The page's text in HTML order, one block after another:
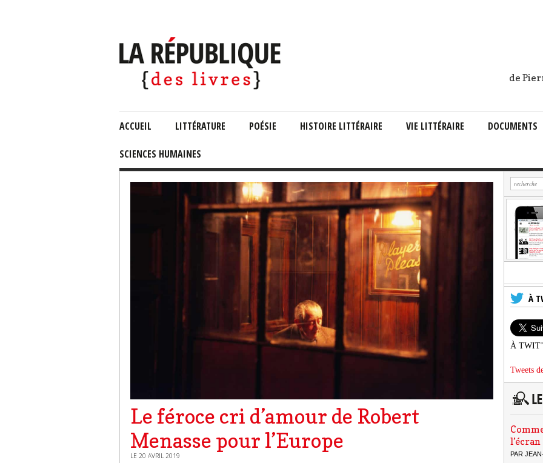
de
ACCUEIL LITTÉRATURE POÉSIE HISTOIRE LITTÉRAIRE VIE LITTÉRAIRE DOCUMENTS
SCIENCES HUMAINES
Le féroce cri d’amour de Robert
Menasse pour l’Europe
LE 20 AVRIL 2019
À
À
Tweets
l’écran
PAR